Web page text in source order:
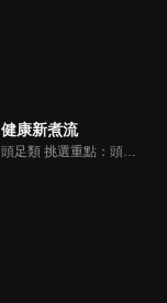
健康新煮流
頭足類 挑選重點：頭足類利用清洗時去除內臟可以降低膽固醇的攝取。挑選雙眼清澈明亮，眼球稍微凸出，肉質結實有彈性為佳。身體具透明感，觸腕或是吸盤一碰到活體就會吸附住便是新鮮的。